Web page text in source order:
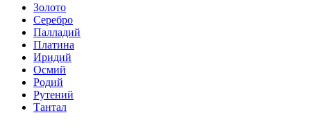
Золото
Серебро
Палладий
Платина
Иридий
Осмий
Родий
Рутений
Тантал